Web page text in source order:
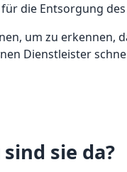
die Entsorgung
um zu erkennen,
Dienstleister
sie da?